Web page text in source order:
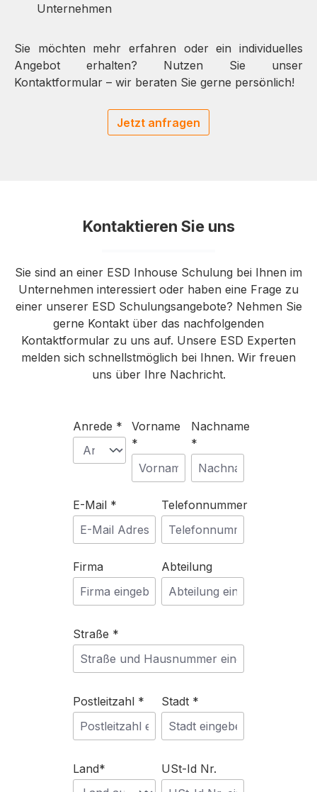
Unternehmen
Sie möchten mehr erfahren oder ein individuelles
Angebot erhalten? Nutzen Sie unser
Kontaktformular – wir beraten Sie gerne persönlich!
Jetzt anfragen
Kontaktieren Sie uns
Sie sind an einer ESD Inhouse Schulung bei Ihnen im
Unternehmen interessiert oder haben eine Frage zu
einer unserer ESD Schulungsangebote? Nehmen Sie
gerne Kontakt über das nachfolgenden
Kontaktformular zu uns auf. Unsere ESD Experten
melden sich schnellstmöglich bei Ihnen. Wir freuen
uns über Ihre Nachricht.
Anrede *
Vorname
*
Nachname
*
E-Mail * Telefonnummer
Firma Abteilung
Straße *
Postleitzahl * Stadt *
Land* USt-Id Nr.